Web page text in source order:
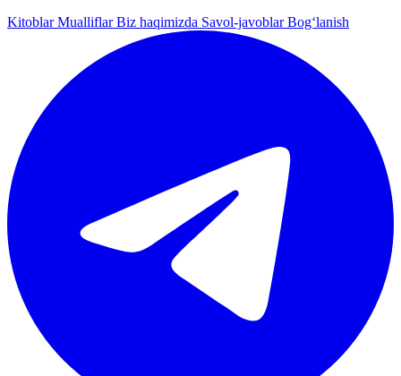
KitoblarMualliflarBiz haqimizda Savol-javoblarBog‘lanish